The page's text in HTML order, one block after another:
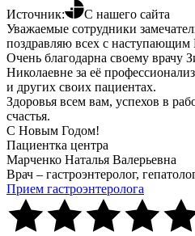
Источник:
С нашего сайта
Уважаемые сотрудники
поздравляю всех с
Очень благодарна своему врачу
Николаевне за её
и других своих пациентах.
Здоровья всем вам, успехов в
счастья.
С Новым Годом!
Пациентка центра
Марченко Наталья Валерьевна
Врач – гастроэнтеролог,
Прием гастроэнтеролога